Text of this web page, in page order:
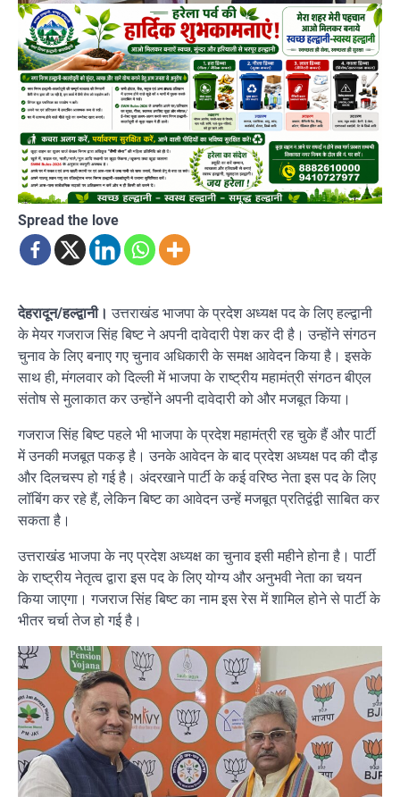
Spread the love
देहरादून/हल्द्वानी।उत्तराखंड भाजपा के प्रदेश अध्यक्ष पद के लिए हल्द्वानी
के मेयर गजराज सिंह बिष्ट ने अपनी दावेदारी पेश कर दी है। उन्होंने संगठन
चुनाव के लिए बनाए गए चुनाव अधिकारी के समक्ष आवेदन किया है। इसके
साथ ही, मंगलवार को दिल्ली में भाजपा के राष्ट्रीय महामंत्री संगठन बीएल
संतोष से मुलाकात कर उन्होंने अपनी दावेदारी को और मजबूत किया।
गजराज सिंह बिष्ट पहले भी भाजपा के प्रदेश महामंत्री रह चुके हैं और पार्टी
में उनकी मजबूत पकड़ है। उनके आवेदन के बाद प्रदेश अध्यक्ष पद की दौड़
और दिलचस्प हो गई है। अंदरखाने पार्टी के कई वरिष्ठ नेता इस पद के लिए
लॉबिंग कर रहे हैं, लेकिन बिष्ट का आवेदन उन्हें मजबूत प्रतिद्वंद्वी साबित कर
सकता है।
उत्तराखंड भाजपा के नए प्रदेश अध्यक्ष का चुनाव इसी महीने होना है। पार्टी
के राष्ट्रीय नेतृत्व द्वारा इस पद के लिए योग्य और अनुभवी नेता का चयन
किया जाएगा। गजराज सिंह बिष्ट का नाम इस रेस में शामिल होने से पार्टी के
भीतर चर्चा तेज हो गई है।